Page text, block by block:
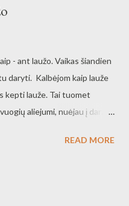
- ant laužo. Vaikas šiandien
daryti. Kalbėjom kaip lauže
kepti lauže. Tai tuomet
aliejumi, nuėjau į daržą
raudonėlio. Ant folijos
READ MORE